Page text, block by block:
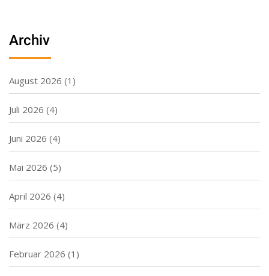
Archiv
August 2026 (1)
Juli 2026 (4)
Juni 2026 (4)
Mai 2026 (5)
April 2026 (4)
März 2026 (4)
Februar 2026 (1)